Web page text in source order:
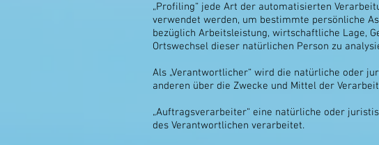
„Profiling“ jede Art der automatisierten
verwendet werden, um bestimmte persönliche
bezüglich Arbeitsleistung, wirtschaftliche Lage,
Ortswechsel dieser natürlichen Person zu
Als „Verantwortlicher“ wird die natürliche oder
anderen über die Zwecke und Mittel der
„Auftragsverarbeiter“ eine natürliche oder
des Verantwortlichen verarbeitet.